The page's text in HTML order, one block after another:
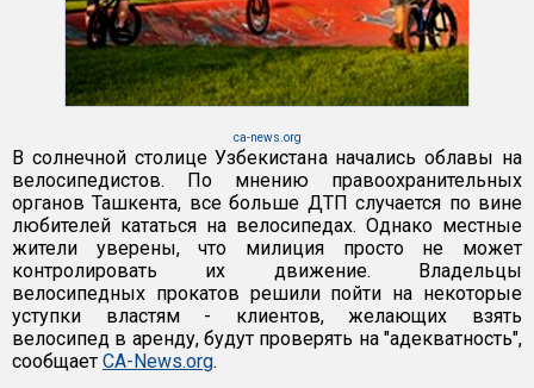
ca-news.org
В солнечной столице Узбекистана начались облавы на
велосипедистов. По мнению правоохранительных
органов Ташкента, все больше ДТП случается по вине
любителей кататься на велосипедах. Однако местные
жители уверены, что милиция просто не может
контролировать их движение. Владельцы
велосипедных прокатов решили пойти на некоторые
уступки властям - клиентов, желающих взять
велосипед в аренду, будут проверять на "адекватность",
сообщает CA-News.org.